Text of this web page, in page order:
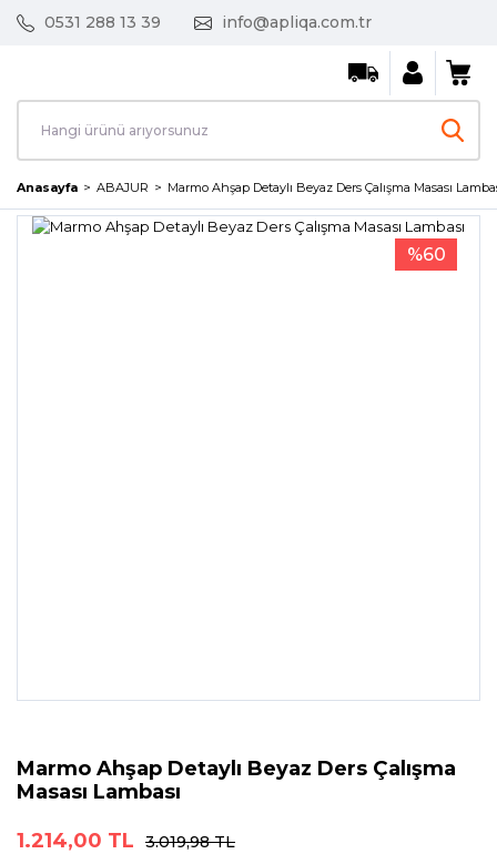
0531 288 13 39 info@apliqa.com.tr
Anasayfa ABAJUR Marmo Ahşap Detaylı Beyaz Ders Çalışma Masası
%60
Marmo Ahşap Detaylı Beyaz Ders Çalışma
Masası Lambası
1.214,00 TL
3.019,98 TL